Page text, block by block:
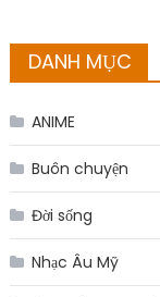
DANH MỤC
ANIME
Buôn chuyện
Đời sống
Nhạc Âu Mỹ